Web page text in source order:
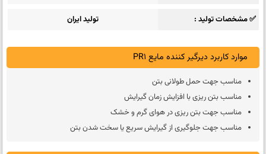
✅ مشخصات تولید تولید ایران
موارد کاربرد دیرگیر کننده مایع PR1
مناسب جهت حمل طولانی بتن
مناسب بتن ریزی با افزایش زمان گیرایش
مناسب جهت بتن ریزی در هوای گرم و خشک
مناسب جهت جلوگیری از گیرایش سریع یا سخت شدن بتن